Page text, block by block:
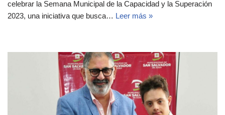
celebrar la Semana Municipal de la Capacidad y la Superación
2023, una iniciativa que busca… Leer más »